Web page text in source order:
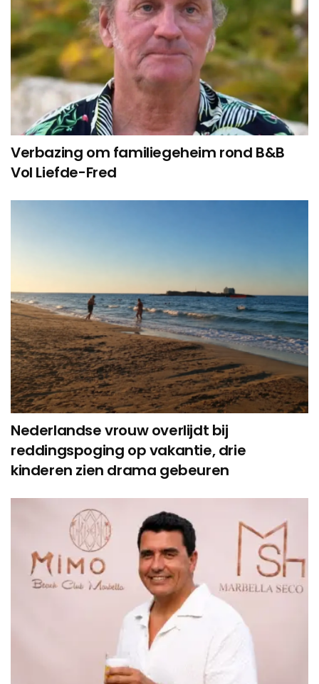
Verbazing om familiegeheim rond B&B
Vol Liefde-Fred
Nederlandse vrouw overlijdt bij
reddingspoging op vakantie, drie
kinderen zien drama gebeuren